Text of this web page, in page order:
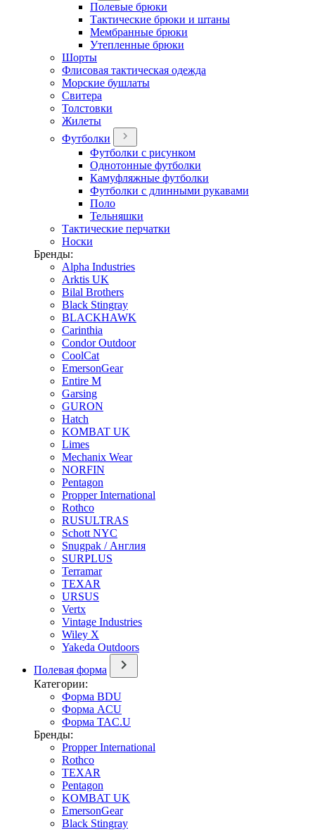
Полевые брюки
Тактические брюки и штаны
Мембранные брюки
Утепленные брюки
Шорты
Флисовая тактическая одежда
Морские бушлаты
Свитера
Толстовки
Жилеты
Футболки
Футболки с рисунком
Однотонные футболки
Камуфляжные футболки
Футболки с длинными рукавами
Поло
Тельняшки
Тактические перчатки
Носки
Бренды:
Alpha Industries
Arktis UK
Bilal Brothers
Black Stingray
BLACKHAWK
Carinthia
Condor Outdoor
CoolCat
EmersonGear
Entire M
Garsing
GURON
Hatch
KOMBAT UK
Limes
Mechanix Wear
NORFIN
Pentagon
Propper International
Rothco
RUSULTRAS
Schott NYC
Snugpak / Англия
SURPLUS
Terramar
TEXAR
URSUS
Vertx
Vintage Industries
Wiley X
Yakeda Outdoors
Полевая форма
Категории:
Форма BDU
Форма ACU
Форма TAC.U
Бренды:
Propper International
Rothco
TEXAR
Pentagon
KOMBAT UK
EmersonGear
Black Stingray